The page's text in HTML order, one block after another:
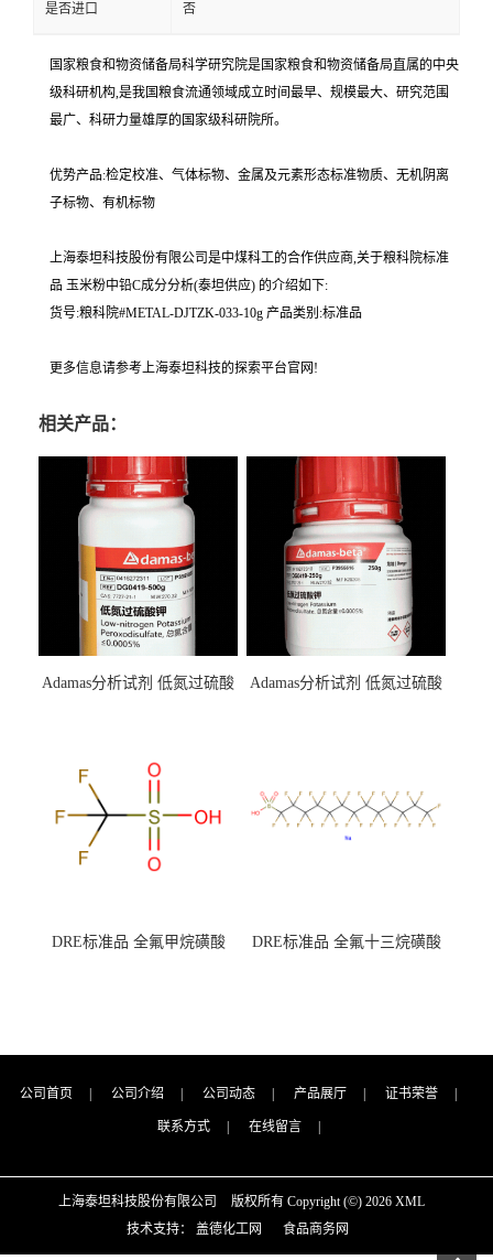
是否进口 否
国家粮食和物资储备局科学研究院是国家粮食和物资储备局直属的中央
级科研机构,是我国粮食流通领域成立时间最早、规模最大、研究范围
最广、科研力量雄厚的国家级科研院所。
优势产品:检定校准、气体标物、金属及元素形态标准物质、无机阴离
子标物、有机标物
上海泰坦科技股份有限公司是中煤科工的合作供应商,关于粮科院标准
品 玉米粉中铅C成分分析(泰坦供应) 的介绍如下:
货号:粮科院#METAL-DJTZK-033-10g 产品类别:标准品
更多信息请参考上海泰坦科技的探索平台官网!
相关产品：
Adamas分析试剂 低氮过硫酸
（泰坦现货供应）
Adamas分析试剂 低氮过硫酸
DRE标准品 全氟甲烷磺酸
DRE标准品 全氟十三烷磺酸
公司首页 公司介绍 公司动态 产品展厅 证书荣誉
联系方式 在线留言
上海泰坦科技股份有限公司 版权所有 Copyright (©) 2026 XML
技术支持： 盖德化工网 食品商务网